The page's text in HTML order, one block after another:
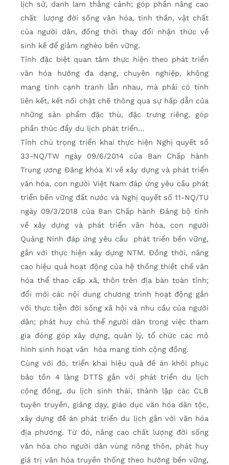
lịch sử, danh lam thắng cảnh; góp phần nâng cao
chất lượng đời sống văn hóa, tinh thần, vật chất
của người dân, đồng thời thay đổi nhận thức về
sinh kế để giảm nghèo bền vững.
Tỉnh đặc biệt quan tâm thực hiện theo phát triển
văn hóa hướng đa dạng, chuyên nghiệp, không
mang tính cạnh tranh lẫn nhau, mà phải có tính
liên kết, kết nối chặt chẽ thông qua sự hấp dẫn của
những sản phẩm đặc thù, đặc trưng riêng, góp
phần thúc đẩy du lịch phát triển…
Tỉnh chú trọng triển khai thực hiện Nghị quyết số
33-NQ/TW ngày 09/6/2014 của Ban Chấp hành
Trung ương Đảng khóa XI về xây dựng và phát triển
văn hóa, con người Việt Nam đáp ứng yêu cầu phát
triển bền vững đất nước và Nghị quyết số 11-NQ/TU
ngày 09/3/2018 của Ban Chấp hành Đảng bộ tỉnh
về xây dựng và phát triển văn hóa, con người
Quảng Ninh đáp ứng yêu cầu phát triển bền vững,
gắn với thực hiện xây dựng NTM. Đồng thời, nâng
cao hiệu quả hoạt động của hệ thống thiết chế văn
hóa thể thao cấp xã, thôn trên địa bàn toàn tỉnh;
đổi mới các nội dung chương trình hoạt động gắn
với thực tiễn đời sống xã hội và nhu cầu của người
dân; phát huy chủ thể người dân trong việc tham
gia đóng góp xây dựng, quản lý, tổ chức các mô
hình sinh hoạt văn hóa mang tính cộng đồng.
Cùng với đó, triển khai hiệu quả đề án khôi phục
bảo tồn 4 làng DTTS gắn với phát triển du lịch
cộng đồng, du lịch sinh thái, thành lập các CLB
tuyên truyền, giảng dạy, giáo dục văn hóa dân tộc,
xây dựng đề án phát triển du lịch gắn với văn hóa
địa phương. Từ đó, nâng cao chất lượng đời sống
văn hóa cho người dân vùng nông thôn, phát huy
giá trị văn hóa truyền thống theo hướng bền vững,